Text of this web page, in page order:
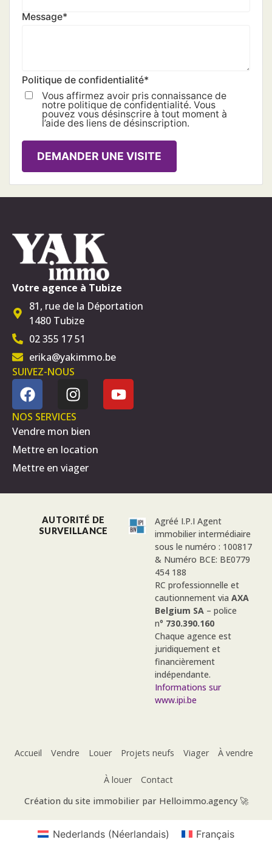
Message*
Politique de confidentialité*
Vous affirmez avoir pris connaissance de
notre politique de confidentialité. Vous
pouvez vous désinscrire à tout moment à
l’aide des liens de désinscription.
DEMANDER UNE VISITE
Votre agence à Tubize
81, rue de la Déportation
1480 Tubize
02 355 17 51
erika@yakimmo.be
SUIVEZ-NOUS
NOS SERVICES
Vendre mon bien
Mettre en location
Mettre en viager
AUTORITÉ DE
SURVEILLANCE
Agréé I.P.I Agent
immobilier intermédiaire
sous le numéro : 100817
& Numéro BCE: BE0779
454 188
RC professionnelle et
cautionnement via AXA
Belgium SA– police
n° 730.390.160
Chaque agence est
juridiquement et
financièrement
indépendante.
Informations sur
www.ipi.be
Accueil Vendre Louer Projets neufs Viager À vendre
À louer
Contact
Création du site immobilier par Helloimmo.agency 🚀
Nederlands(Néerlandais) Français